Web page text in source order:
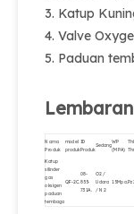
3. Katup
4. Valve
5. Paduan
Nama
Produk
model
produk
ID
Produk
Sedang
WP
(MPA)
Katup
silinder
gas
oksigen
paduan
tembaga
QF-2C.
08-
855-
731A.
O2 /
Udara
/ N2
15Mpa.